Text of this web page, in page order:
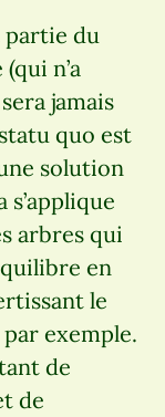
du
n’a
jamais
quo est
solution
arbres qui
en
le
exemple.
de
de